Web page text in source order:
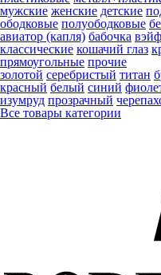
мужские женские детские
ободковые полуободковые
авиатор (капля) бабочка
классические кошачий глаз
прямоугольные прочие
золотой серебристый титан
красный белый синий
изумруд прозрачный
Все товары категории